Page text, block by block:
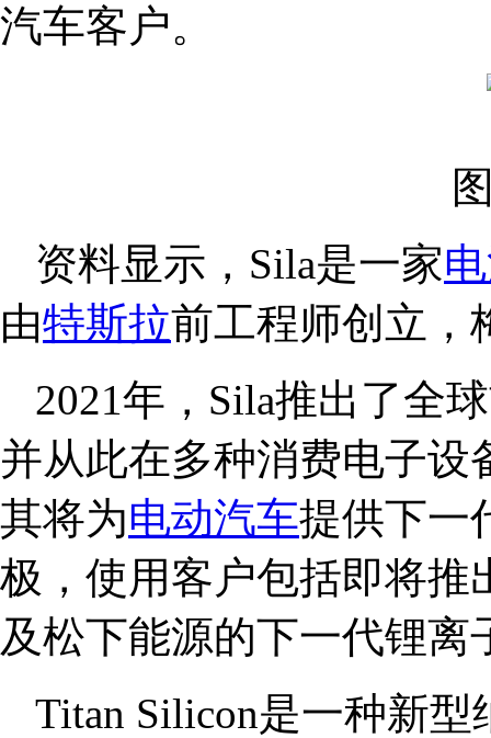
汽车客户。
资料显示，Sila是一家
由特斯拉前工程师创立，
2021年，Sila推出了全
并从此在多种消费电子
其将为电动汽车提供下一
极，使用客户包括即将推
及松下能源的下一代锂离
Titan Silicon是一种新